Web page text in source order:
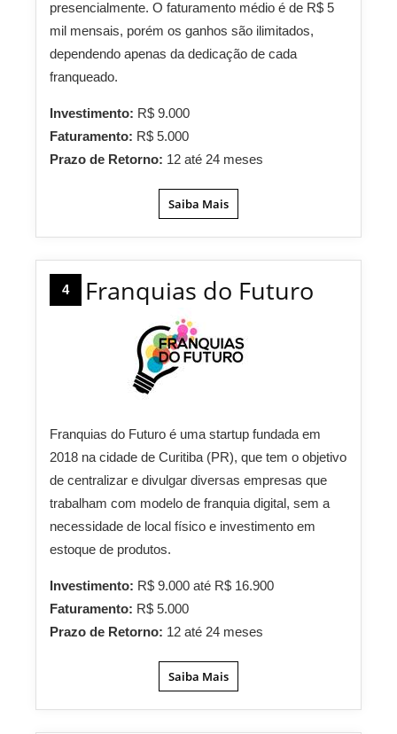
presencialmente. O faturamento médio é de R$ 5
mil mensais, porém os ganhos são ilimitados,
dependendo apenas da dedicação de cada
franqueado.
Investimento: R$ 9.000
Faturamento: R$ 5.000
Prazo de Retorno: 12 até 24 meses
Saiba Mais
4 Franquias do Futuro
Franquias do Futuro é uma startup fundada em
2018 na cidade de Curitiba (PR), que tem o objetivo
de centralizar e divulgar diversas empresas que
trabalham com modelo de franquia digital, sem a
necessidade de local físico e investimento em
estoque de produtos.
Investimento: R$ 9.000 até R$ 16.900
Faturamento: R$ 5.000
Prazo de Retorno: 12 até 24 meses
Saiba Mais